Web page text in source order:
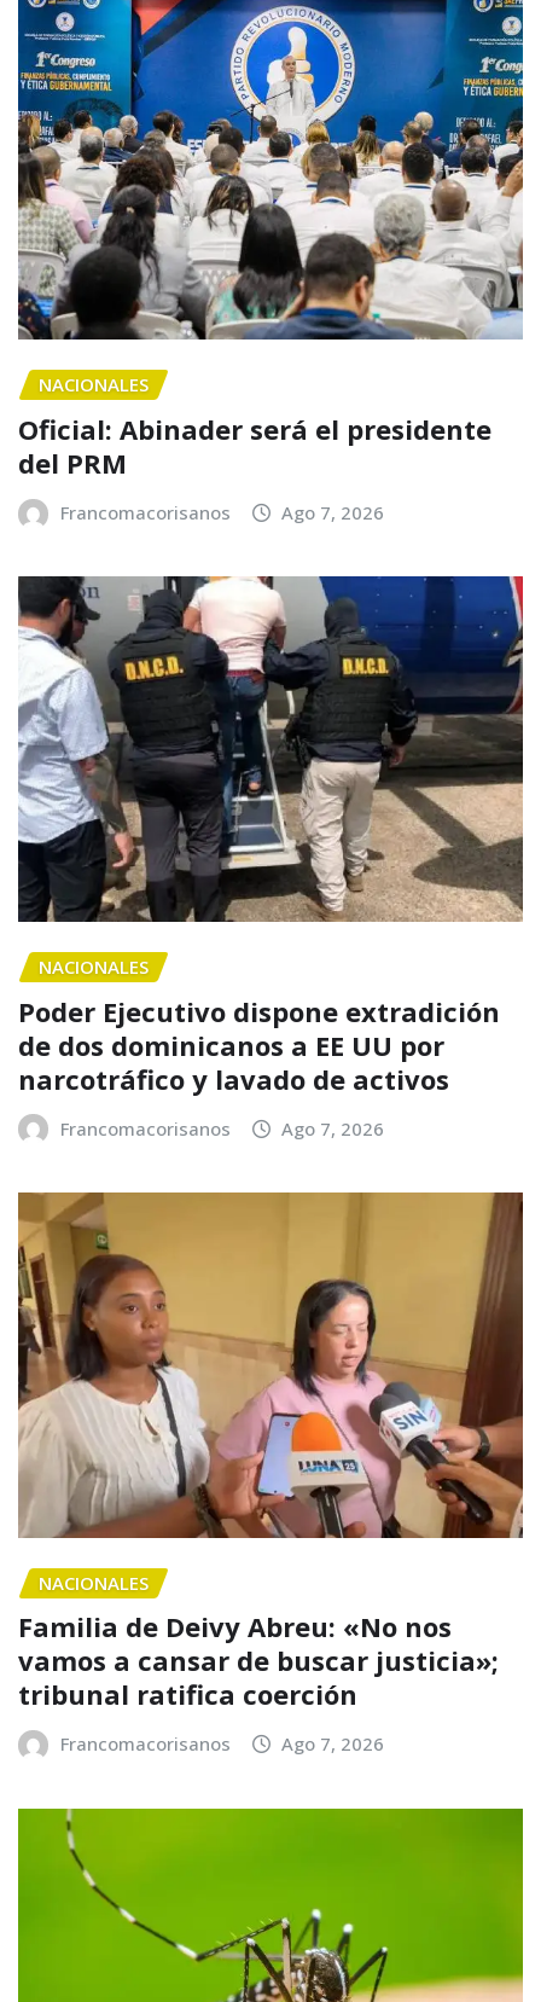
NACIONALES
Oficial: Abinader será el presidente
del PRM
Francomacorisanos Ago 7, 2026
NACIONALES
Poder Ejecutivo dispone extradición
de dos dominicanos a EE UU por
narcotráfico y lavado de activos
Francomacorisanos Ago 7, 2026
NACIONALES
Familia de Deivy Abreu: «No nos
vamos a cansar de buscar justicia»;
tribunal ratifica coerción
Francomacorisanos Ago 7, 2026